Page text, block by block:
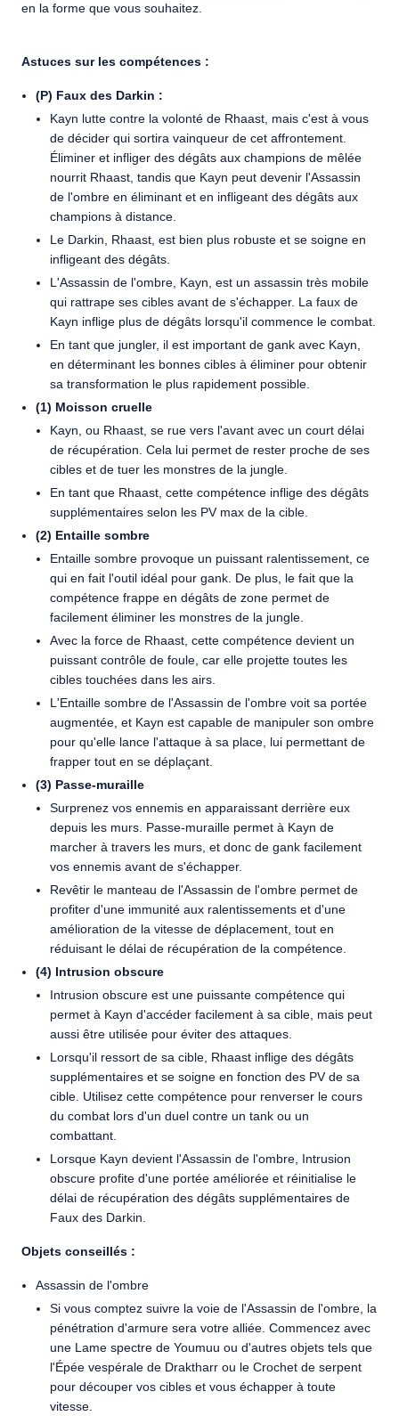
en la forme que vous souhaitez.
Astuces sur les compétences :
(P) Faux des Darkin :
Kayn lutte contre la volonté de Rhaast, mais c'est à vous
de décider qui sortira vainqueur de cet affrontement.
Éliminer et infliger des dégâts aux champions de mêlée
nourrit Rhaast, tandis que Kayn peut devenir l'Assassin
de l'ombre en éliminant et en infligeant des dégâts aux
champions à distance.
Le Darkin, Rhaast, est bien plus robuste et se soigne en
infligeant des dégâts.
L'Assassin de l'ombre, Kayn, est un assassin très mobile
qui rattrape ses cibles avant de s'échapper. La faux de
Kayn inflige plus de dégâts lorsqu'il commence le combat.
En tant que jungler, il est important de gank avec Kayn,
en déterminant les bonnes cibles à éliminer pour obtenir
sa transformation le plus rapidement possible.
(1) Moisson cruelle
Kayn, ou Rhaast, se rue vers l'avant avec un court délai
de récupération. Cela lui permet de rester proche de ses
cibles et de tuer les monstres de la jungle.
En tant que Rhaast, cette compétence inflige des dégâts
supplémentaires selon les PV max de la cible.
(2) Entaille sombre
Entaille sombre provoque un puissant ralentissement, ce
qui en fait l'outil idéal pour gank. De plus, le fait que la
compétence frappe en dégâts de zone permet de
facilement éliminer les monstres de la jungle.
Avec la force de Rhaast, cette compétence devient un
puissant contrôle de foule, car elle projette toutes les
cibles touchées dans les airs.
L'Entaille sombre de l'Assassin de l'ombre voit sa portée
augmentée, et Kayn est capable de manipuler son ombre
pour qu'elle lance l'attaque à sa place, lui permettant de
frapper tout en se déplaçant.
(3) Passe-muraille
Surprenez vos ennemis en apparaissant derrière eux
depuis les murs. Passe-muraille permet à Kayn de
marcher à travers les murs, et donc de gank facilement
vos ennemis avant de s'échapper.
Revêtir le manteau de l'Assassin de l'ombre permet de
profiter d'une immunité aux ralentissements et d'une
amélioration de la vitesse de déplacement, tout en
réduisant le délai de récupération de la compétence.
(4) Intrusion obscure
Intrusion obscure est une puissante compétence qui
permet à Kayn d'accéder facilement à sa cible, mais peut
aussi être utilisée pour éviter des attaques.
Lorsqu'il ressort de sa cible, Rhaast inflige des dégâts
supplémentaires et se soigne en fonction des PV de sa
cible. Utilisez cette compétence pour renverser le cours
du combat lors d'un duel contre un tank ou un
combattant.
Lorsque Kayn devient l'Assassin de l'ombre, Intrusion
obscure profite d'une portée améliorée et réinitialise le
délai de récupération des dégâts supplémentaires de
Faux des Darkin.
Objets conseillés :
Assassin de l'ombre
Si vous comptez suivre la voie de l'Assassin de l'ombre, la
pénétration d'armure sera votre alliée. Commencez avec
une Lame spectre de Youmuu ou d'autres objets tels que
l'Épée vespérale de Draktharr ou le Crochet de serpent
pour découper vos cibles et vous échapper à toute
vitesse.